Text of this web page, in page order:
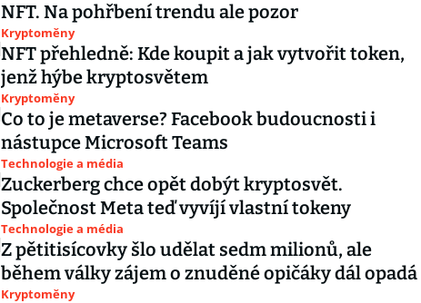
NFT. Na pohřbení trendu ale pozor
Kryptoměny
NFT přehledně: Kde koupit a jak vytvořit token,
jenž hýbe kryptosvětem
Kryptoměny
Co to je metaverse? Facebook budoucnosti i
nástupce Microsoft Teams
Technologie a média
Zuckerberg chce opět dobýt kryptosvět.
Společnost Meta teď vyvíjí vlastní tokeny
Technologie a média
Z pětitisícovky šlo udělat sedm milionů, ale
během války zájem o znuděné opičáky dál opadá
Kryptoměny